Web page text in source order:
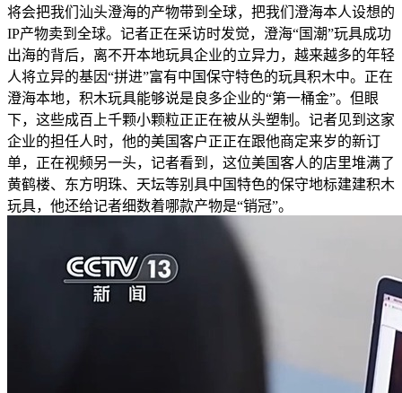
将会把我们汕头澄海的产物带到全球，把我们澄海本人设想的
IP产物卖到全球。记者正在采访时发觉，澄海“国潮”玩具成功
出海的背后，离不开本地玩具企业的立异力，越来越多的年轻
人将立异的基因“拼进”富有中国保守特色的玩具积木中。正在
澄海本地，积木玩具能够说是良多企业的“第一桶金”。但眼
下，这些成百上千颗小颗粒正正在被从头塑制。记者见到这家
企业的担任人时，他的美国客户正正在跟他商定来岁的新订
单，正在视频另一头，记者看到，这位美国客人的店里堆满了
黄鹤楼、东方明珠、天坛等别具中国特色的保守地标建建积木
玩具，他还给记者细数着哪款产物是“销冠”。